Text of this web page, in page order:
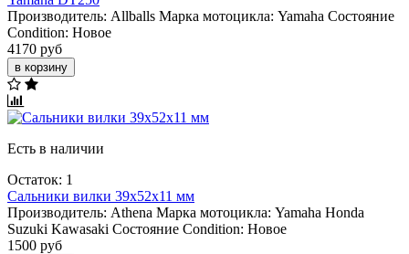
Производитель: Allballs Марка мотоцикла: Yamaha Состояние
Condition: Новое
4170 руб
в корзину
Есть в наличии
Остаток: 1
Сальники вилки 39x52x11 мм
Производитель: Athena Марка мотоцикла: Yamaha Honda
Suzuki Kawasaki Состояние Condition: Новое
1500 руб